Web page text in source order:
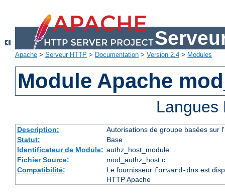
Apache > Serveur HTTP > Documentation > Version 2.4 > Modules
Module Apache
Description:
Autorisations de groupe basées sur
Statut:
Base
Identificateur de Module: authz_host_module
Fichier Source:
mod_authz_host.c
Compatibilité:
Le fournisseur forward-dnsest
HTTP Apache